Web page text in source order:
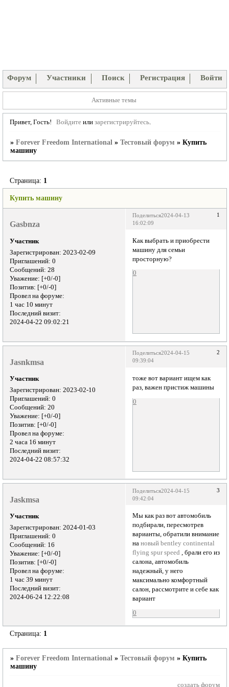
Форум Участники Поиск Регистрация Войти
Активные темы
Привет, Гость! Войдитеили зарегистрируйтесь.
» Forever Freedom International » Тестовый форум » Купить
машину
Купить машину
Страница: 1
Поделиться 1
2024-04-13
16:02:09
Gasbnza
Участник
Зарегистрирован: 2023-02-09
Приглашений: 0
Сообщений: 28
Уважение: [+0/-0]
Позитив: [+0/-0]
Провел на форуме:
1 час 10 минут
Последний визит:
2024-04-22 09:02:21
Как выбрать и приобрести
машину для семьи
просторную?
0
Поделиться 2
2024-04-15
09:39:04
Jasnkmsa
Участник
Зарегистрирован: 2023-02-10
Приглашений: 0
Сообщений: 20
Уважение: [+0/-0]
Позитив: [+0/-0]
Провел на форуме:
2 часа 16 минут
Последний визит:
2024-04-22 08:57:32
тоже вот вариант ищем как
раз, важен пристиж машины
0
Поделиться 3
2024-04-15
09:42:04
Jaskmsa
Участник
Зарегистрирован: 2024-01-03
Приглашений: 0
Сообщений: 16
Уважение: [+0/-0]
Позитив: [+0/-0]
Провел на форуме:
1 час 39 минут
Последний визит:
2024-06-24 12:22:08
Мы как раз вот автомобиль
подбирали, пересмотрев
варианты, обратили внимание
нановый bentley continental
flying spur speed , брали его из
салона, автомобиль
надежный, у него
максимально комфортный
салон, рассмотрите и себе как
вариант
0
Страница: 1
» Forever Freedom International » Тестовый форум » Купить
машину
создать форум